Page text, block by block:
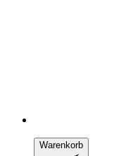
Warenkorb